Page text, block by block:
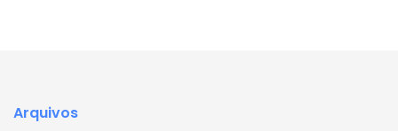
Arquivos